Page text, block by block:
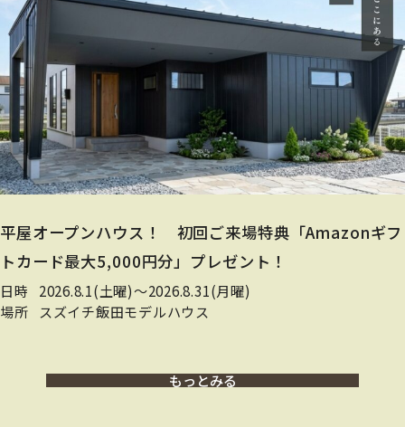
平屋オープンハウス！ 初回ご来場特典「Amazonギフ
トカード最大5,000円分」プレゼント！
日時
2026.8.1(土曜)〜2026.8.31(月曜)
場所
スズイチ飯田モデルハウス
もっとみる